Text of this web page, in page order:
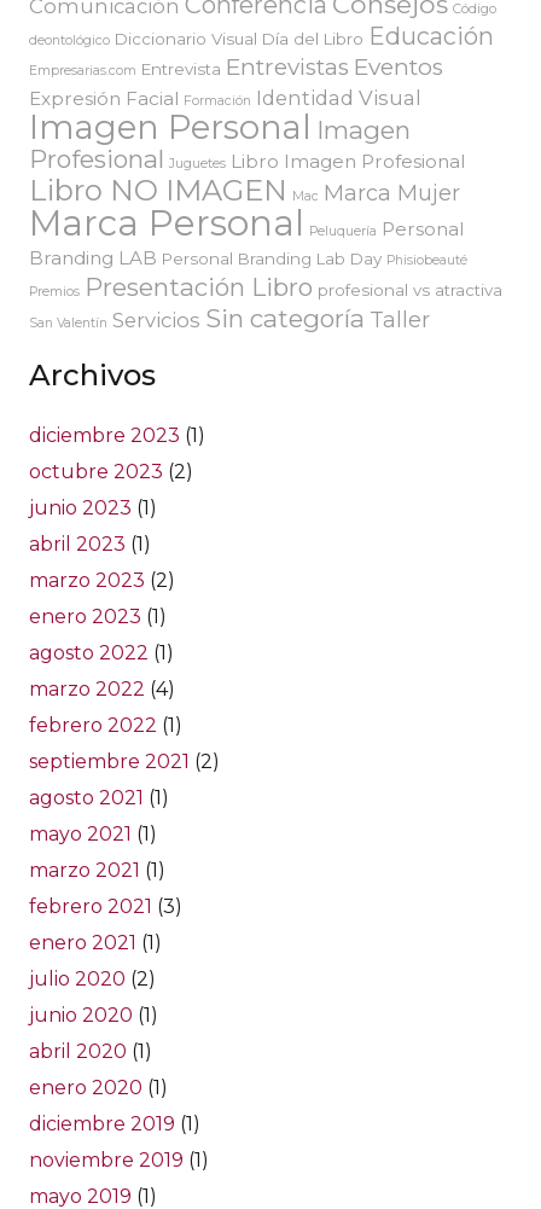
Comunicación
Código
deontológico Diccionario Visual Día del Libro Educación
Empresarias.com Entrevista Entrevistas Eventos
Expresión Facial Formación Identidad Visual
Imagen Personal Imagen
Profesional Juguetes Libro Imagen Profesional
Libro NO IMAGEN Mac Marca Mujer
Marca Personal Peluquería Personal
Branding LAB Personal Branding Lab Day Phisiobeauté
Premios Presentación Libro profesional vs atractiva
San Valentín Servicios Sin categoría Taller
Archivos
diciembre 2023 (1)
octubre 2023 (2)
junio 2023 (1)
abril 2023 (1)
marzo 2023 (2)
enero 2023 (1)
agosto 2022 (1)
marzo 2022 (4)
febrero 2022 (1)
septiembre 2021 (2)
agosto 2021 (1)
mayo 2021 (1)
marzo 2021 (1)
febrero 2021 (3)
enero 2021 (1)
julio 2020 (2)
junio 2020 (1)
abril 2020 (1)
enero 2020 (1)
diciembre 2019 (1)
noviembre 2019 (1)
mayo 2019 (1)